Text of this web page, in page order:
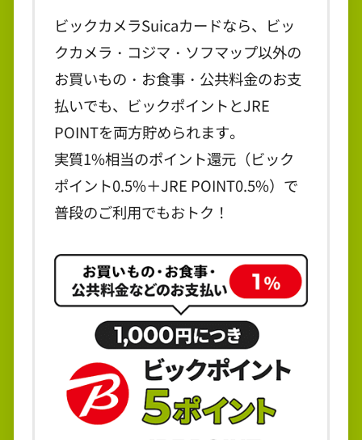
ビックカメラSuicaカードなら、ビッ
クカメラ・コジマ・ソフマップ以外の
お買いもの・お食事・公共料金のお支
払いでも、ビックポイントとJRE
POINTを両方貯められます。
実質1%相当のポイント還元（ビック
ポイント0.5%＋JRE POINT0.5%）で
普段のご利用でもおトク！